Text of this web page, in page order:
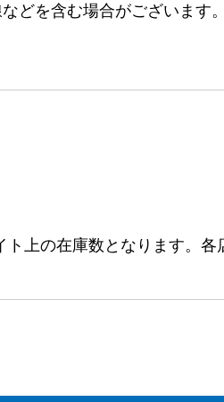
どを含む場合がございま
上の在庫数となります。各